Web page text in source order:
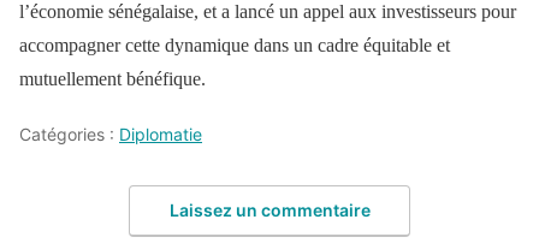
l’économie sénégalaise, et a lancé un appel aux investisseurs pour
accompagner cette dynamique dans un cadre équitable et
mutuellement bénéfique.
Catégories : Diplomatie
Laissez un commentaire